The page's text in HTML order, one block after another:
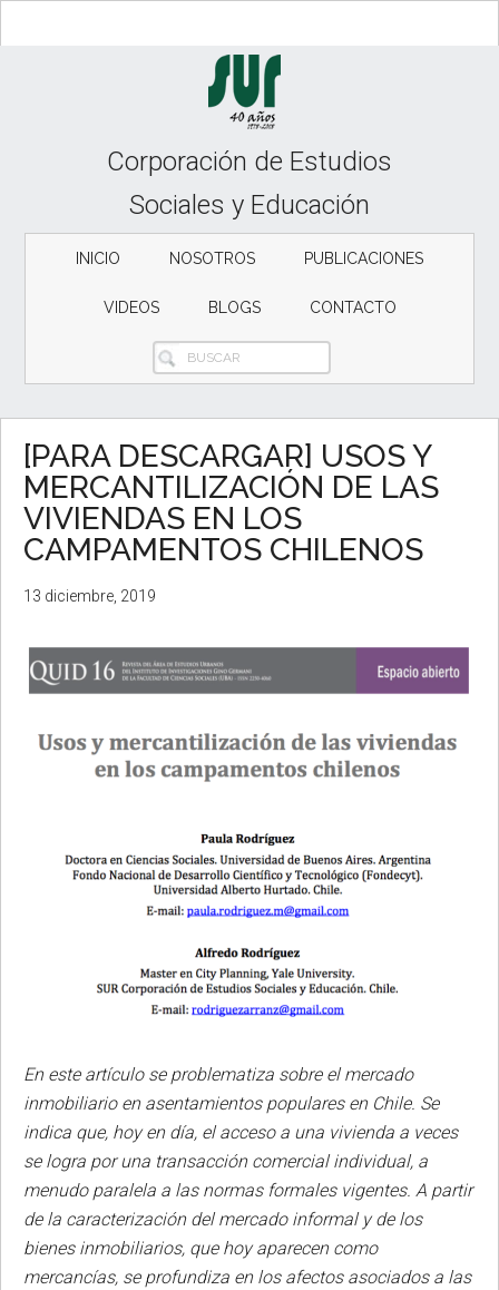
to
to
to
Corporación de Estudios
Sociales y Educación
INICIO NOSOTROS PUBLICACIONES
VIDEOS BLOGS CONTACTO
BUSCAR
[PARA DESCARGAR] USOS Y
MERCANTILIZACIÓN DE LAS
VIVIENDAS EN LOS
CAMPAMENTOS CHILENOS
13 diciembre, 2019
En este artículo se problematiza sobre el mercado
inmobiliario en asentamientos populares en Chile. Se
indica que, hoy en día, el acceso a una vivienda a veces
se logra por una transacción comercial individual, a
menudo paralela a las normas formales vigentes. A partir
de la caracterización del mercado informal y de los
bienes inmobiliarios, que hoy aparecen como
mercancías, se profundiza en los afectos asociados a las